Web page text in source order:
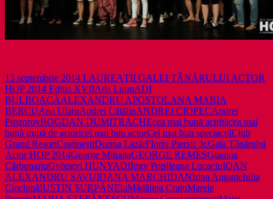
13 septembrie 2014 LAUREAŢII GALEI TÂNĂRULUI ACTOR
HOP 2014 Ediţia XVIIAda LupuADI
BULBOACĂALEXANDRU APOSTOLANA MARIA
BERCUAna UlaruAndrei CătălinANDREI CIOPECAndrei
ProzorovBOGDAN DUMITRACHEcea mai bună actriţăcea mai
bună trupă de actoricel mai bun actorCel mai bun spectacolClub
Grand ResortCostineştiDorina LazărFlorin Piersic Jr.Gala Tânărului
Actor HOP 2014George MihaitaGEORGE REMEŞGianina
CărbunariuGyöngyi HUNYADIIggy PopIleana LucaciuIOAN
ALEXANDRU SAVUIOANA MARCHIDANIrina AntonieIulia
CiochinăIUSTIN ŞURPĂNEluMădălina CraiuMarele